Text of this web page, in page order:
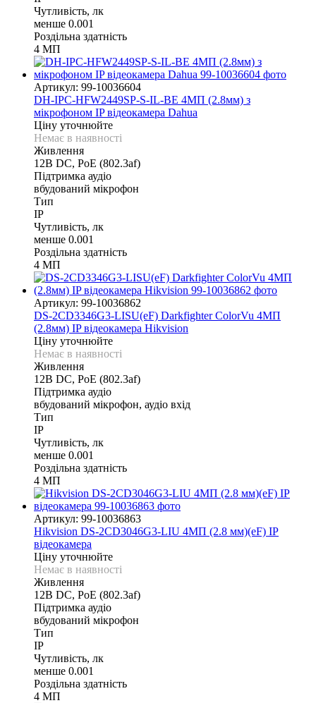
Чутливість, лк
менше 0.001
Роздільна здатність
4 МП
Артикул: 99-10036604
DH-IPC-HFW2449SP-S-IL-BE 4МП (2.8мм) з
мікрофоном IP відеокамера Dahua
Ціну уточнюйте
Немає в наявності
Живлення
12В DС, PoE (802.3af)
Підтримка аудіо
вбудований мікрофон
Тип
IP
Чутливість, лк
менше 0.001
Роздільна здатність
4 МП
Артикул: 99-10036862
DS-2CD3346G3-LISU(eF) Darkfighter ColorVu 4МП
(2.8мм) IP відеокамера Hikvision
Ціну уточнюйте
Немає в наявності
Живлення
12В DС, PoE (802.3af)
Підтримка аудіо
вбудований мікрофон, аудіо вхід
Тип
IP
Чутливість, лк
менше 0.001
Роздільна здатність
4 МП
Артикул: 99-10036863
Hikvision DS-2CD3046G3-LIU 4МП (2.8 мм)(eF) IP
відеокамера
Ціну уточнюйте
Немає в наявності
Живлення
12В DС, PoE (802.3af)
Підтримка аудіо
вбудований мікрофон
Тип
IP
Чутливість, лк
менше 0.001
Роздільна здатність
4 МП